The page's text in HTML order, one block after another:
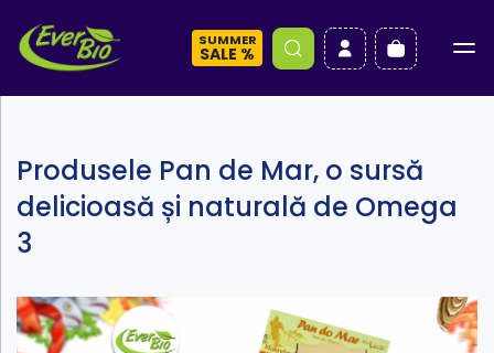
SUMMER
SALE %
Produsele Pan de Mar, o sursă
delicioasă și naturală de Omega
3